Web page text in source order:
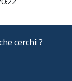
cerchi ?